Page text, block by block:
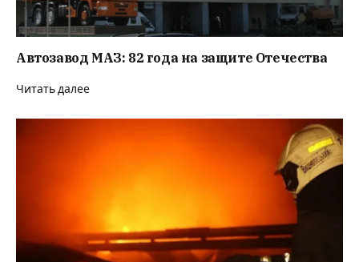
Автозавод МАЗ: 82 года на защите Отечества
Читать далее